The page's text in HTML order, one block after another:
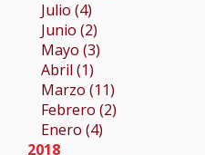
Julio (4)
Junio (2)
Mayo (3)
Abril (1)
Marzo (11)
Febrero (2)
Enero (4)
2018